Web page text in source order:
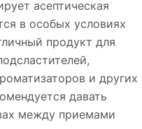
асептическая
в особых условиях
продукт для
и других
давать
между приемами